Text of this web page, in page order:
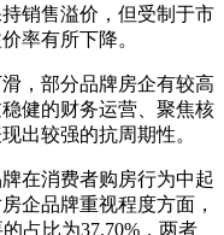
销售溢价，但受制于市
率有所下降。
，部分品牌房企有较高
健的财务运营、聚焦核
出较强的抗周期性。
在消费者购房行为中起
企品牌重视程度方面，
占比为37.70%，两者